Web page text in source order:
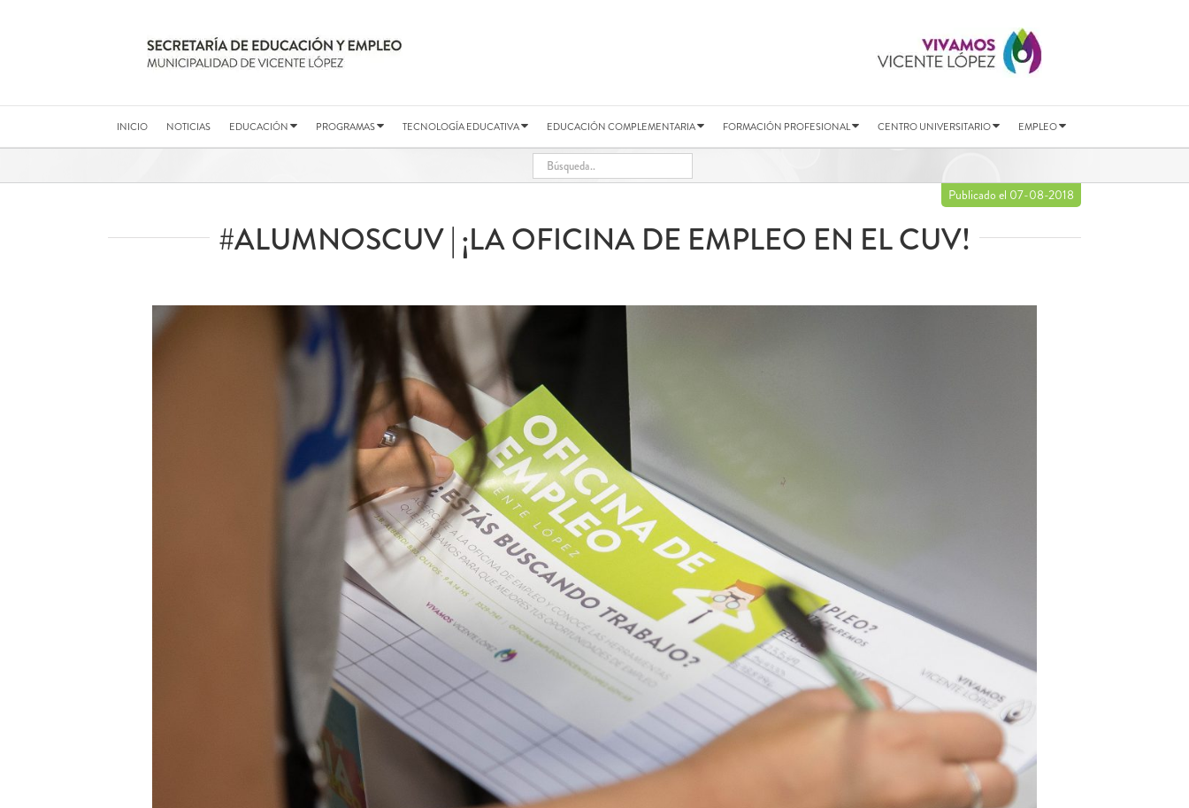
INICIO NOTICIAS EDUCACIÓN PROGRAMAS TECNOLOGÍA EDUCATIVA EDUCACIÓN COMPLEMENTARIA FORMACIÓN PROFESIONAL CENTRO UNIVERSITARIO EMPLEO
Publicado el 07-08-2018
#ALUMNOSCUV | ¡LA OFICINA DE EMPLEO EN EL CUV!